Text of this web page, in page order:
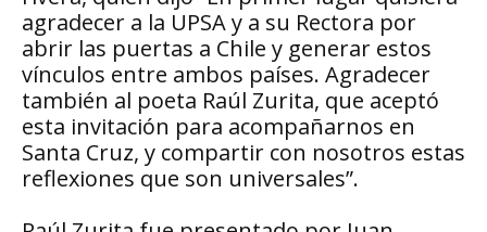
agradecer a la UPSA y a su Rectora por
abrir las puertas a Chile y generar estos
vínculos entre ambos países. Agradecer
también al poeta Raúl Zurita, que aceptó
esta invitación para acompañarnos en
Santa Cruz, y compartir con nosotros estas
reflexiones que son universales”.